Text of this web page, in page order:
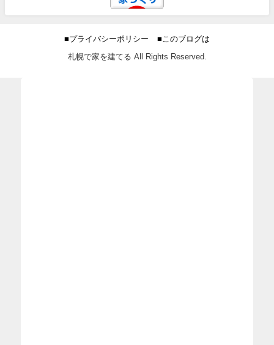
■プライバシーポリシー
■このブログは
札幌で家を建てる All Rights Reserved.